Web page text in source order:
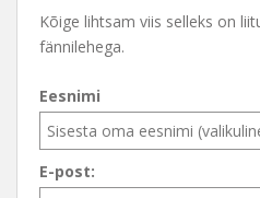
Kõige lihtsam viis selleks on
fännilehega.
Eesnimi
E-post: